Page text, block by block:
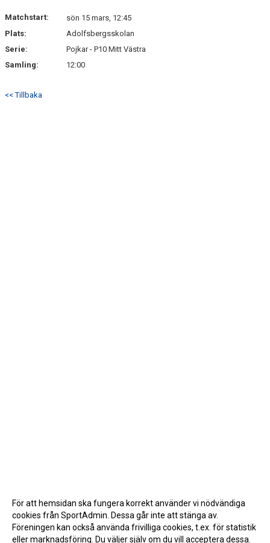
KONTAKT
Matchstart:
sön 15 mars, 12:45
Plats:
Adolfsbergsskolan
Serie:
Pojkar - P10 Mitt Västra
Samling:
12:00
<< Tillbaka
För att hemsidan ska fungera korrekt använder vi nödvändiga
cookies från SportAdmin. Dessa går inte att stänga av.
Föreningen kan också använda frivilliga cookies, t.ex. för statistik
eller marknadsföring. Du väljer själv om du vill acceptera dessa.